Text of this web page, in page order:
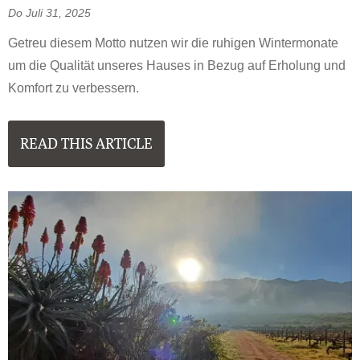
Do Juli 31, 2025
Getreu diesem Motto nutzen wir die ruhigen Wintermonate
um die Qualität unseres Hauses in Bezug auf Erholung und
Komfort zu verbessern.
READ THIS ARTICLE